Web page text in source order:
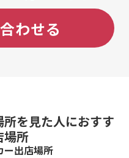
わせる
を見た人におすす
場所
ー出店場所